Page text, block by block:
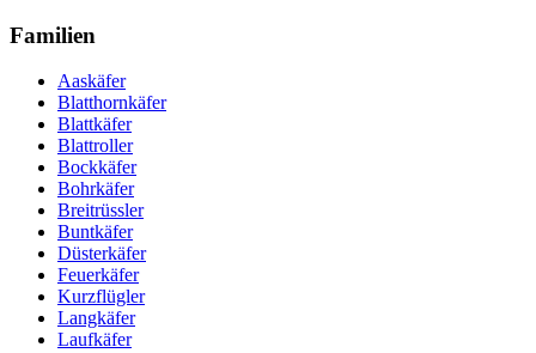
Familien
Aaskäfer
Blatthornkäfer
Blattkäfer
Blattroller
Bockkäfer
Bohrkäfer
Breitrüssler
Buntkäfer
Düsterkäfer
Feuerkäfer
Kurzflügler
Langkäfer
Laufkäfer